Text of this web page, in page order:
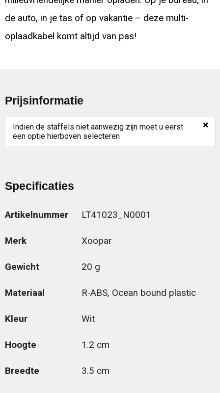
de auto, in je tas of op vakantie – deze multi-
oplaadkabel komt altijd van pas!
Prijsinformatie
Indien de staffels niet aanwezig zijn moet u eerst
een optie hierboven selecteren
×
Specificaties
Artikelnummer LT41023_N0001
Merk Xoopar
Gewicht 20 g
Materiaal R-ABS, Ocean bound plastic
Kleur Wit
Hoogte 1.2 cm
Breedte 3.5 cm